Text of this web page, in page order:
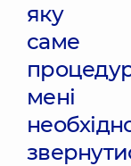
яку
саме
мені